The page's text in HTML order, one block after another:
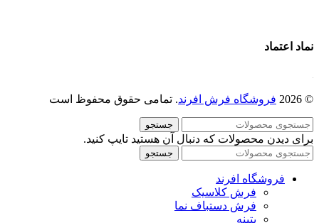
نماد اعتماد
© 2026 فروشگاه فرش افرند. تمامی حقوق محفوظ است
جستجو
برای دیدن محصولات که دنبال آن هستید تایپ کنید.
جستجو
فروشگاه افرند
فرش کلاسیک
فرش دستباف نما
پتینه